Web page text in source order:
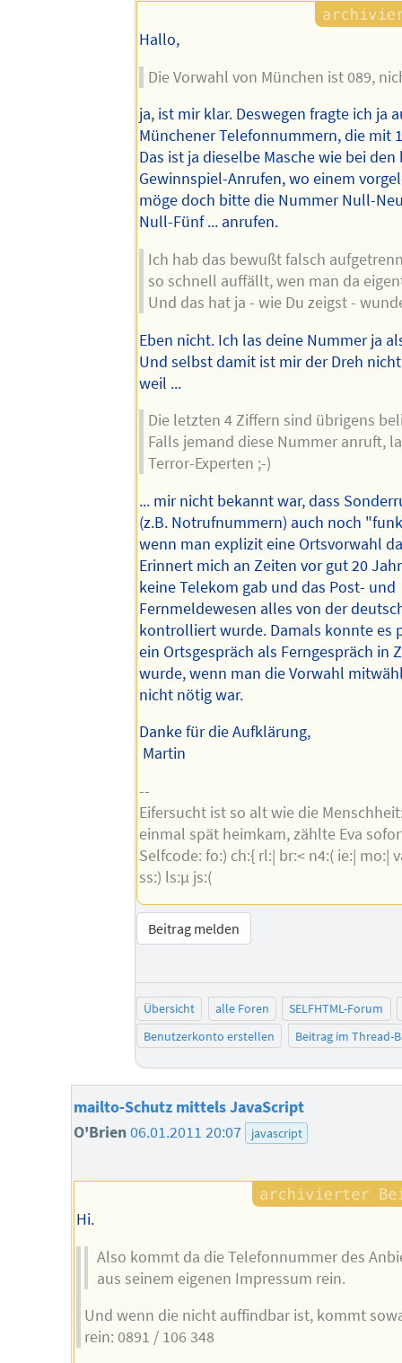
Hallo,
Die Vorwahl von München ist 089,
ja, ist mir klar. Deswegen fragte ich ja
Münchener Telefonnummern, die mit
Das ist ja dieselbe Masche wie bei
Gewinnspiel-Anrufen, wo einem
möge doch bitte die Nummer Null-
Null-Fünf ... anrufen.
Ich hab das bewußt falsch
so schnell auffällt, wen man da
Und das hat ja - wie Du zeigst -
Eben nicht. Ich las deine Nummer ja
Und selbst damit ist mir der Dreh
weil ...
Die letzten 4 Ziffern sind übrigens
Falls jemand diese Nummer anruft,
Terror-Experten ;-)
... mir nicht bekannt war, dass
(z.B. Notrufnummern) auch noch
wenn man explizit eine Ortsvorwahl
Erinnert mich an Zeiten vor gut 20
keine Telekom gab und das Post- und
Fernmeldewesen alles von der
kontrolliert wurde. Damals konnte es
ein Ortsgespräch als Ferngespräch in
wurde, wenn man die Vorwahl
nicht nötig war.
Danke für die Aufklärung,
Martin
--
Eifersucht ist so alt wie die
einmal spät heimkam, zählte Eva
Selfcode: fo:) ch:{ rl:| br:< n4:( ie:| mo:|
ss:) ls:µ js:(
Beitrag melden
Übersicht alle Foren
SELFHTML-Forum
Benutzerkonto erstellen
Beitrag im Thread-
mailto-Schutz mittels JavaScript
O'Brien06.01.2011 20:07 javascript
Hi.
Also kommt da die Telefonnummer des
aus seinem eigenen Impressum rein.
Und wenn die nicht auffindbar ist, kommt
rein: 0891 / 106 348